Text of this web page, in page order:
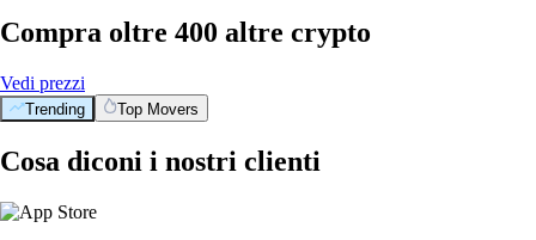
Compra oltre 400 altre crypto
Vedi prezzi
Trending Top Movers
Cosa diconi i nostri clienti